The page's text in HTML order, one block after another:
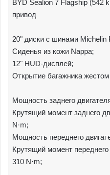
BYD Sealion 7 Flagship (542
привод
20" диски с шинами Michelin
Сиденья из кожи Nappa;
12" HUD-дисплей;
Открытие багажника жестом
Мощность заднего
Крутящий момент заднего
N·m;
Мощность переднего
Крутящий момент переднего
310 N·m;